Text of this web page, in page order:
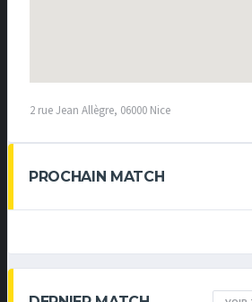
2 rue Jean Allègre, 06000 Nice
PROCHAIN MATCH